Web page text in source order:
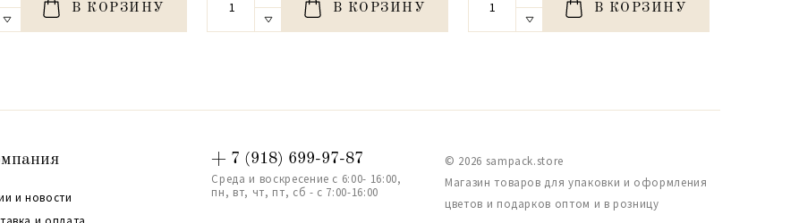
В КОРЗИНУ В КОРЗИНУ В КОРЗИНУ
и новости
+ 7 (918) 699-97-87
Среда и воскресение с 6:00- 16:00,
пн, вт, чт, пт, сб - с 7:00-16:00
© 2026 sampack.store
Магазин товаров для упаковки и оформления
цветов и подарков оптом и в розницу